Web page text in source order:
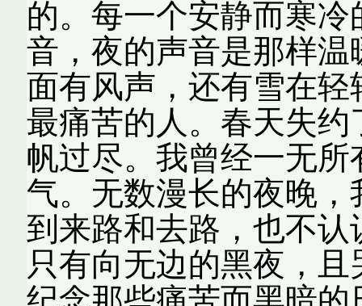
的。每一个安静而寒
音，夜的声音是那样
面有风声，还有雪在
最痛苦的人。春天失
帆过尽。我曾经一无
气。无数漫长的夜晚
到来路和去路，也不
只有向无边的黑夜，